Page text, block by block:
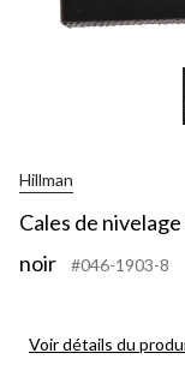
Hillman
Cales de
noir
#046-1903-8
Voir détails du